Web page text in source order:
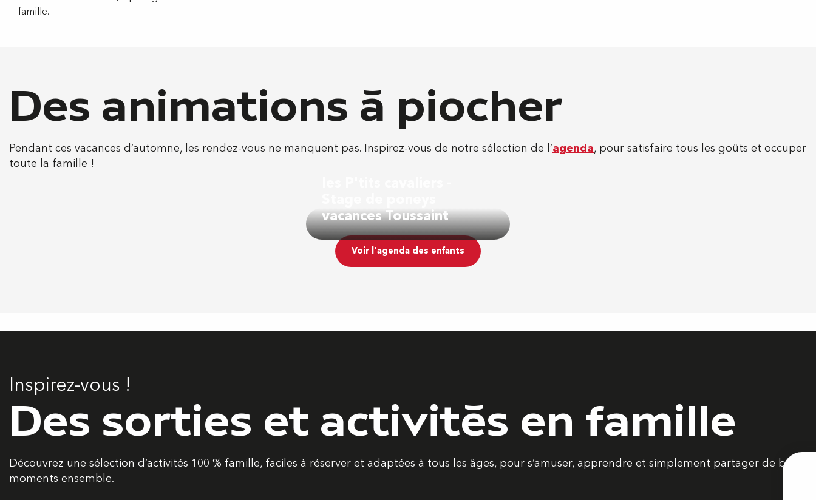
famille.
Des animations à piocher
Pendant ces vacances d’automne, les rendez-vous ne manquent pas. Inspirez-vous de notre sélection de l’agenda, pour satisfaire tous les goûts et occuper
toute la famille !
vacances Toussaint
Voir l'agenda des enfants
Inspirez-vous !
Des sorties et activités en famille
Découvrez une sélection d’activités 100 % famille, faciles à réserver et adaptées à tous les âges, pour s’amuser, apprendre et simplement partager de bons
moments ensemble.